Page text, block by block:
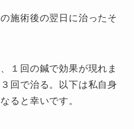
施術後の翌日に治ったそ
１回の鍼で効果が現れま
回で治る。以下は私自身
ると幸いです。